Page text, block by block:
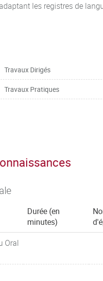
les registres de
Travaux Dirigés
Travaux Pratiques
Durée (en
minutes)
Oral